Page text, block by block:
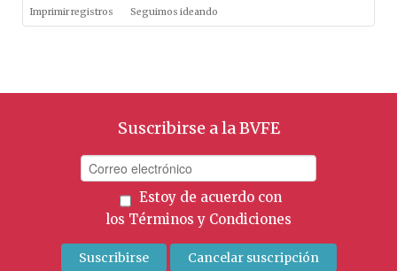
Imprimir registros Seguimos ideando
Suscribirse a la BVFE
Estoy de acuerdo con
los Términos y Condiciones